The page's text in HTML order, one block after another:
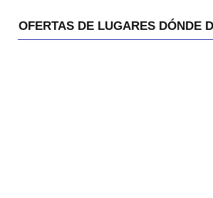
OFERTAS DE LUGARES DÓNDE